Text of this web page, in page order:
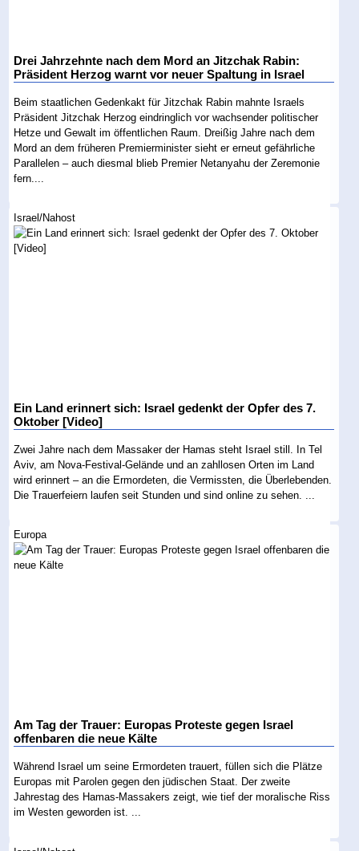
Drei Jahrzehnte nach dem Mord an Jitzchak Rabin:
Präsident Herzog warnt vor neuer Spaltung in Israel
Beim staatlichen Gedenkakt für Jitzchak Rabin mahnte Israels
Präsident Jitzchak Herzog eindringlich vor wachsender politischer
Hetze und Gewalt im öffentlichen Raum. Dreißig Jahre nach dem
Mord an dem früheren Premierminister sieht er erneut gefährliche
Parallelen – auch diesmal blieb Premier Netanyahu der Zeremonie
fern....
Israel/Nahost
Ein Land erinnert sich: Israel gedenkt der Opfer des 7.
Oktober [Video]
Zwei Jahre nach dem Massaker der Hamas steht Israel still. In Tel
Aviv, am Nova-Festival-Gelände und an zahllosen Orten im Land
wird erinnert – an die Ermordeten, die Vermissten, die Überlebenden.
Die Trauerfeiern laufen seit Stunden und sind online zu sehen. ...
Europa
Am Tag der Trauer: Europas Proteste gegen Israel
offenbaren die neue Kälte
Während Israel um seine Ermordeten trauert, füllen sich die Plätze
Europas mit Parolen gegen den jüdischen Staat. Der zweite
Jahrestag des Hamas-Massakers zeigt, wie tief der moralische Riss
im Westen geworden ist. ...